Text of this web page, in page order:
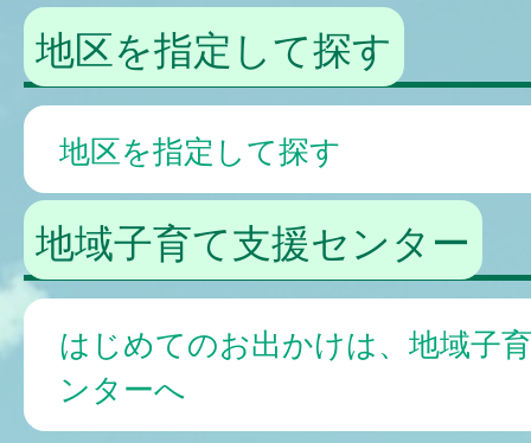
地区を指定して探す
地区を指定して探す
地域子育て支援センター
はじめてのお出かけは、地域子
ンターへ